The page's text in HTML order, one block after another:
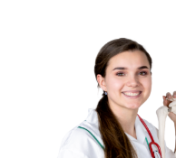
maui
forum